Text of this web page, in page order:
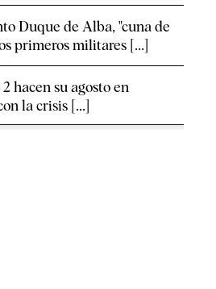
Duque de Alba, "cuna de
primeros militares [...]
hacen su agosto en
la crisis [...]